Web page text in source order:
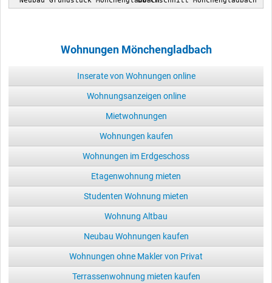
Wohnungen Mönchengladbach
Inserate von Wohnungen online
Wohnungsanzeigen online
Mietwohnungen
Wohnungen kaufen
Wohnungen im Erdgeschoss
Etagenwohnung mieten
Studenten Wohnung mieten
Wohnung Altbau
Neubau Wohnungen kaufen
Wohnungen ohne Makler von Privat
Terrassenwohnung mieten kaufen